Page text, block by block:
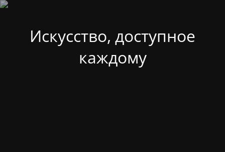
Искусство, доступное
каждому